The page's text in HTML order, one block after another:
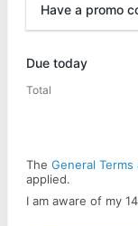
Have a promo
Due today
Total
The General
applied.
I am aware of my